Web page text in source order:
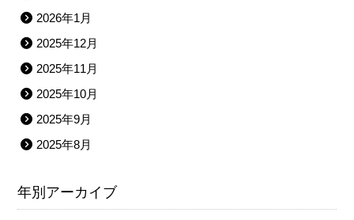
2026年1月
2025年12月
2025年11月
2025年10月
2025年9月
2025年8月
年別アーカイブ